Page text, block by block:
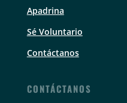
Apadrina
Sé Voluntario
Contáctanos
CONTÁCTANOS